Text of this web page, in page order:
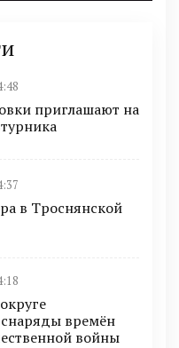
приглашают на
в Троснянской
времён
войны